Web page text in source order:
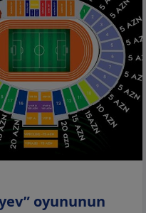
oyununun